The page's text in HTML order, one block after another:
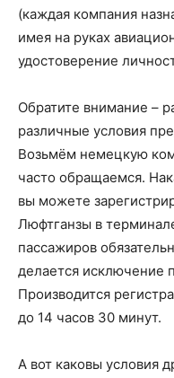
(каждая компания
имея на руках
удостоверение
Обратите внимание –
различные условия
Возьмём немецкую
часто обращаемся.
вы можете
Люфтганзы в
пассажиров
делается исключение
Производится
до 14 часов 30 минут.
А вот каковы условия